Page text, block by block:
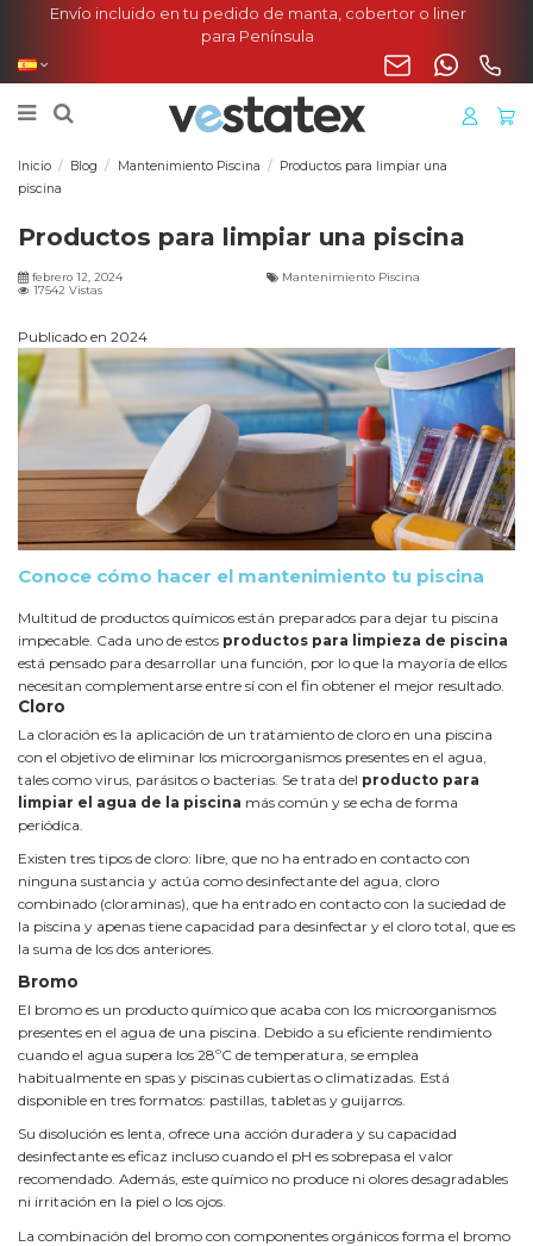
Envío incluido en tu pedido de manta, cobertor o liner
para Península
Inicio Blog Mantenimiento Piscina
Productos para limpiar una
piscina
Productos para limpiar una piscina
febrero 12, 2024
Mantenimiento Piscina
17542 Vistas
Publicado en 2024
Conoce cómo hacer el mantenimiento tu piscina
Multitud de productos químicos están preparados para dejar tu piscina
impecable. Cada uno de estos productos para limpieza de piscina
está pensado para desarrollar una función, por lo que la mayoría de ellos
necesitan complementarse entre sí con el fin obtener el mejor resultado.
Cloro
La cloración es la aplicación de un tratamiento de cloro en una piscina
con el objetivo de eliminar los microorganismos presentes en el agua,
tales como virus, parásitos o bacterias. Se trata del producto para
limpiar el agua de la piscina más común y se echa de forma
periódica.
Existen tres tipos de cloro: libre, que no ha entrado en contacto con
ninguna sustancia y actúa como desinfectante del agua, cloro
combinado (cloraminas), que ha entrado en contacto con la suciedad de
la piscina y apenas tiene capacidad para desinfectar y el cloro total, que es
la suma de los dos anteriores.
Bromo
El bromo es un producto químico que acaba con los microorganismos
presentes en el agua de una piscina. Debido a su eficiente rendimiento
cuando el agua supera los 28ºC de temperatura, se emplea
habitualmente en spas y piscinas cubiertas o climatizadas. Está
disponible en tres formatos: pastillas, tabletas y guijarros.
Su disolución es lenta, ofrece una acción duradera y su capacidad
desinfectante es eficaz incluso cuando el pH es sobrepasa el valor
recomendado. Además, este químico no produce ni olores desagradables
ni irritación en la piel o los ojos.
La combinación del bromo con componentes orgánicos forma el bromo